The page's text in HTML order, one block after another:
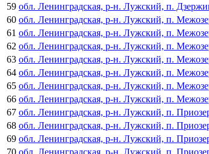
59 обл. Ленинградская, р-н. Лужский, п.
60 обл. Ленинградская, р-н. Лужский, п.
61 обл. Ленинградская, р-н. Лужский, п.
62 обл. Ленинградская, р-н. Лужский, п.
63 обл. Ленинградская, р-н. Лужский, п.
64 обл. Ленинградская, р-н. Лужский, п.
65 обл. Ленинградская, р-н. Лужский, п.
66 обл. Ленинградская, р-н. Лужский, п.
67 обл. Ленинградская, р-н. Лужский, п.
68 обл. Ленинградская, р-н. Лужский, п.
69 обл. Ленинградская, р-н. Лужский, п.
70 обл. Ленинградская, р-н. Лужский, п.